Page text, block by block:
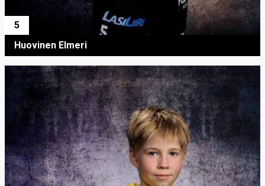
5
Huovinen Elmeri